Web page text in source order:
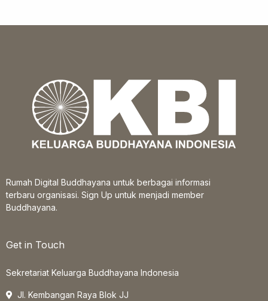
Rumah Digital Buddhayana untuk berbagai informasi
terbaru organisasi. Sign Up untuk menjadi member
Buddhayana.
Get in Touch
Sekretariat Keluarga Buddhayana Indonesia
Jl. Kembangan Raya Blok JJ